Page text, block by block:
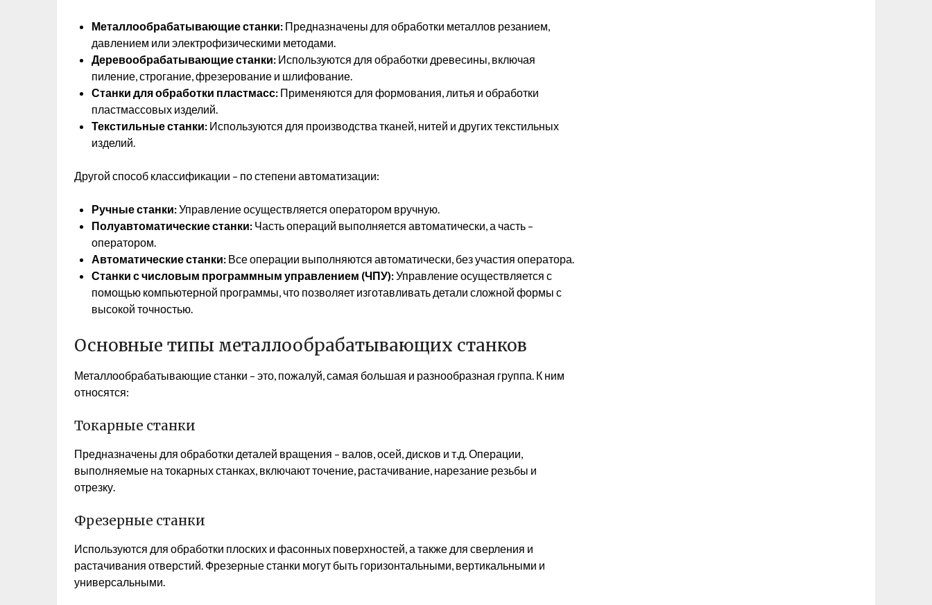
Металлообрабатывающие станки: Предназначены для обработки металлов резанием,
давлением или электрофизическими методами.
Деревообрабатывающие станки: Используются для обработки древесины, включая
пиление, строгание, фрезерование и шлифование.
Станки для обработки пластмасс: Применяются для формования, литья и обработки
пластмассовых изделий.
Текстильные станки: Используются для производства тканей, нитей и других текстильных
изделий.
Другой способ классификации – по степени автоматизации:
Ручные станки:Управление осуществляется оператором вручную.
Полуавтоматические станки: Часть операций выполняется автоматически, а часть –
оператором.
Автоматические станки: Все операции выполняются автоматически, без участия оператора.
Станки с числовым программным управлением (ЧПУ):Управление осуществляется с
помощью компьютерной программы, что позволяет изготавливать детали сложной формы с
высокой точностью.
Основные типы металлообрабатывающих станков
Металлообрабатывающие станки – это, пожалуй, самая большая и разнообразная группа. К ним
относятся:
Токарные станки
Предназначены для обработки деталей вращения – валов, осей, дисков и т.д. Операции,
выполняемые на токарных станках, включают точение, растачивание, нарезание резьбы и
отрезку.
Фрезерные станки
Используются для обработки плоских и фасонных поверхностей, а также для сверления и
растачивания отверстий. Фрезерные станки могут быть горизонтальными, вертикальными и
универсальными.